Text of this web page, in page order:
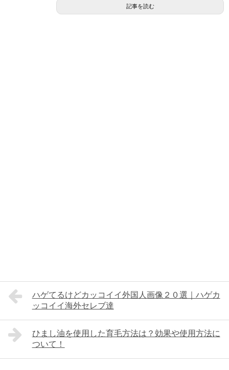
記事を読む
ハゲてるけどカッコイイ外国人画像２０選｜ハゲカ
ッコイイ海外セレブ達
ひまし油を使用した育毛方法は？効果や使用方法に
ついて！